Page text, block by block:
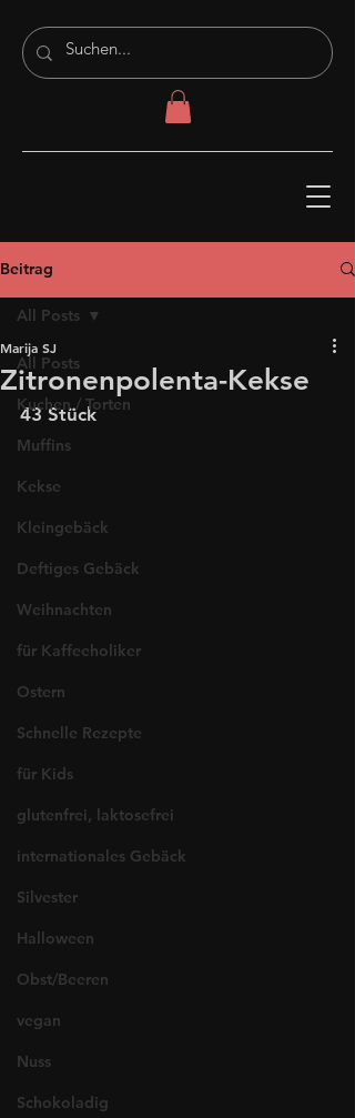
Beitrag
All Posts
Kuchen / Torten
Muffins
Kekse
Kleingebäck
Deftiges Gebäck
Weihnachten
für Kaffeeholiker
Ostern
Schnelle Rezepte
für Kids
glutenfrei, laktosefrei
internationales Gebäck
Silvester
Halloween
Obst/Beeren
vegan
Nuss
Schokoladig
All Posts
Zitronenpolenta-Kekse
Marija SJ
43 Stück